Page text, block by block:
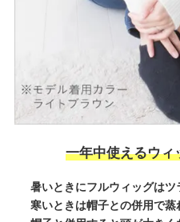
一年中使えるウィ
暑いときにフルウィッグはツ
寒いときは帽子との併用で蒸